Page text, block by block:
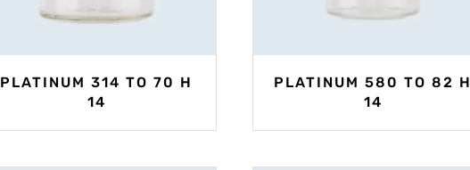
PLATINUM 314 TO 70 H
14
PLATINUM 580 TO 82 H
14